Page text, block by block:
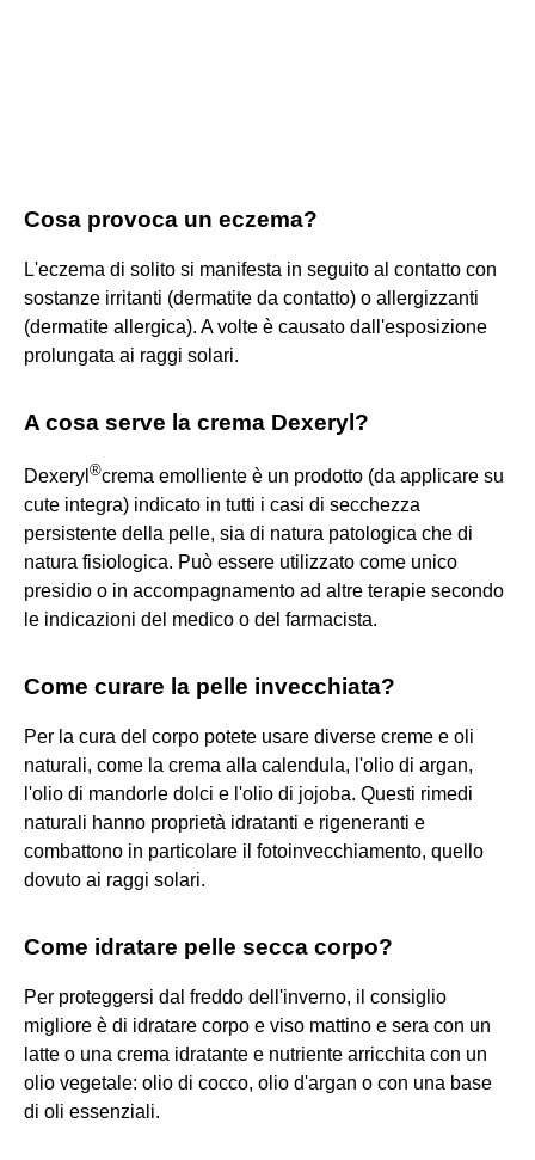
Cosa provoca un eczema?
L'eczema di solito si manifesta in seguito al contatto con
sostanze irritanti (dermatite da contatto) o allergizzanti
(dermatite allergica). A volte è causato dall'esposizione
prolungata ai raggi solari.
A cosa serve la crema Dexeryl?
Dexeryl ®crema emolliente è un prodotto (da applicare su
cute integra) indicato in tutti i casi di secchezza
persistente della pelle, sia di natura patologica che di
natura fisiologica. Può essere utilizzato come unico
presidio o in accompagnamento ad altre terapie secondo
le indicazioni del medico o del farmacista.
Come curare la pelle invecchiata?
Per la cura del corpo potete usare diverse creme e oli
naturali, come la crema alla calendula, l'olio di argan,
l'olio di mandorle dolci e l'olio di jojoba. Questi rimedi
naturali hanno proprietà idratanti e rigeneranti e
combattono in particolare il fotoinvecchiamento, quello
dovuto ai raggi solari.
Come idratare pelle secca corpo?
Per proteggersi dal freddo dell'inverno, il consiglio
migliore è di idratare corpo e viso mattino e sera con un
latte o una crema idratante e nutriente arricchita con un
olio vegetale: olio di cocco, olio d'argan o con una base
di oli essenziali.